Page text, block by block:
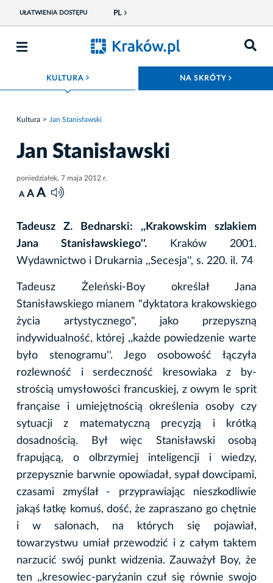
UŁATWIENIA DOSTĘPU PL
KULTURA ROZWIŃ MENU NA SKRÓTY
Kultura Jan Stanisławski
Jan Stanisławski
poniedziałek, 7 maja 2012 r.
A A A
Tadeusz Z. Bednarski: ,,Krakowskim szlakiem
Jana Stanisławskiego''.
Kraków 2001.
Wydawnictwo i Drukarnia ,,Secesja'', s. 220. il. 74
Tadeusz Żeleński-Boy określał Jana
Stanisławskiego mianem "dyktatora krakowskiego
życia artystycznego", jako przepyszną
indywidualność, której ,,każde powiedzenie warte
było stenogramu''. Jego osobowość łączyła
rozlewność i serdeczność kresowiaka z by-
strością umysłowości francuskiej, z owym le sprit
française i umiejętnością określenia osoby czy
sytuacji z matematyczną precyzją i krótką
dosadnością. Był więc Stanisławski osobą
frapującą, o olbrzymiej inteligencji i wiedzy,
przepysznie barwnie opowiadał, sypał dowcipami,
czasami zmyślał - przyprawiając nieszkodliwie
jakąś łatkę komuś, dość, że zapraszano go chętnie
i w salonach, na których się pojawiał,
towarzystwu umiał przewodzić i z całym taktem
narzucić swój punkt widzenia. Zauważył Boy, że
ten ,,kresowiec-paryżanin czuł się równie swojo